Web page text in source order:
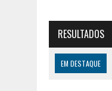
RESULTADOS
EM DESTAQUE